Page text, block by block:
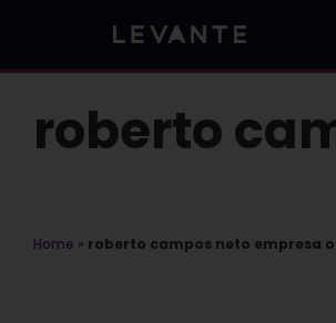
roberto
Home » roberto campos neto empresa